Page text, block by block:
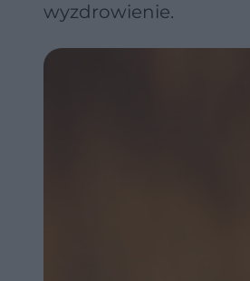
wyzdrowienie.